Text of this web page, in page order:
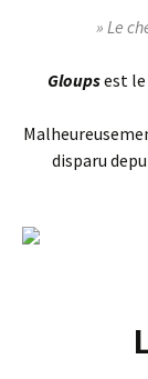
» Le
Gloupsest le
disparu